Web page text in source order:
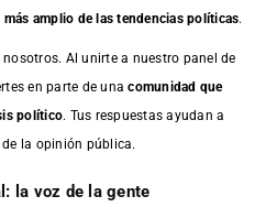
amplio de las tendencias políticas.
Al unirte a nuestro panel de
en parte de unacomunidad que
político. Tus respuestas ayudan a
la opinión pública.
la voz de la gente